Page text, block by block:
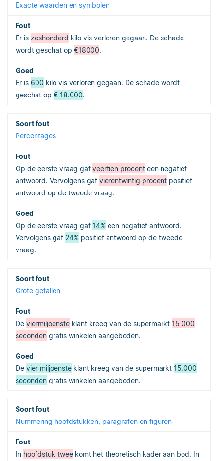
Exacte waarden en symbolen
Er is zeshonderd kilo vis verloren gegaan. De schade
wordt geschat op €18000.
Er is 600 kilo vis verloren gegaan. De schade wordt
geschat op € 18.000.
Percentages
Op de eerste vraag gaf veertien procent een negatief
antwoord. Vervolgens gaf vierentwintig procent positief
antwoord op de tweede vraag.
Op de eerste vraag gaf 14% een negatief antwoord.
Vervolgens gaf 24% positief antwoord op de tweede
vraag.
Grote getallen
De viermiljoenste klant kreeg van de supermarkt 15 000
seconden gratis winkelen aangeboden.
De vier miljoenste klant kreeg van de supermarkt 15.000
seconden gratis winkelen aangeboden.
Nummering hoofdstukken, paragrafen en figuren
In hoofdstuk twee komt het theoretisch kader aan bod. In